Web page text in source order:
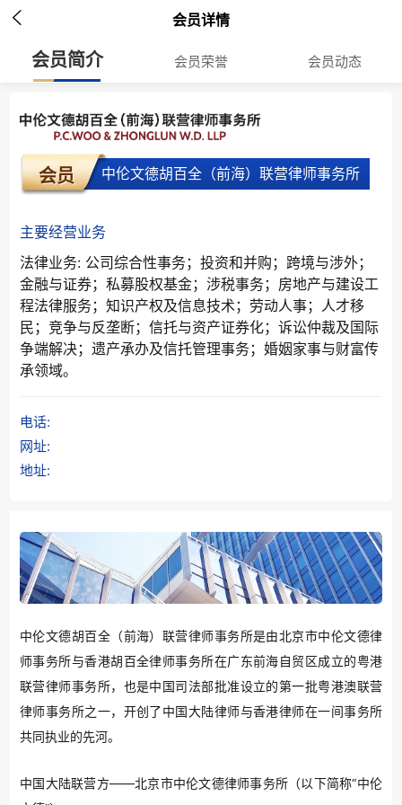
 会员详情
会员简介 会员荣誉 会员动态
会员 中伦文德胡百全（前海）联营律师事务所
主要经营业务
法律业务: 公司综合性事务；投资和并购；跨境与涉外；
金融与证券；私募股权基金；涉税事务；房地产与建设工
程法律服务；知识产权及信息技术；劳动人事；人才移
民；竞争与反垄断；信托与资产证券化；诉讼仲裁及国际
争端解决；遗产承办及信托管理事务；婚姻家事与财富传
承领域。
电话:
网址:
地址:
中伦文德胡百全（前海）联营律师事务所是由北京市中伦文德律
师事务所与香港胡百全律师事务所在广东前海自贸区成立的粤港
联营律师事务所，也是中国司法部批准设立的第一批粤港澳联营
律师事务所之一，开创了中国大陆律师与香港律师在一间事务所
共同执业的先河。
中国大陆联营方——北京市中伦文德律师事务所（以下简称“中伦